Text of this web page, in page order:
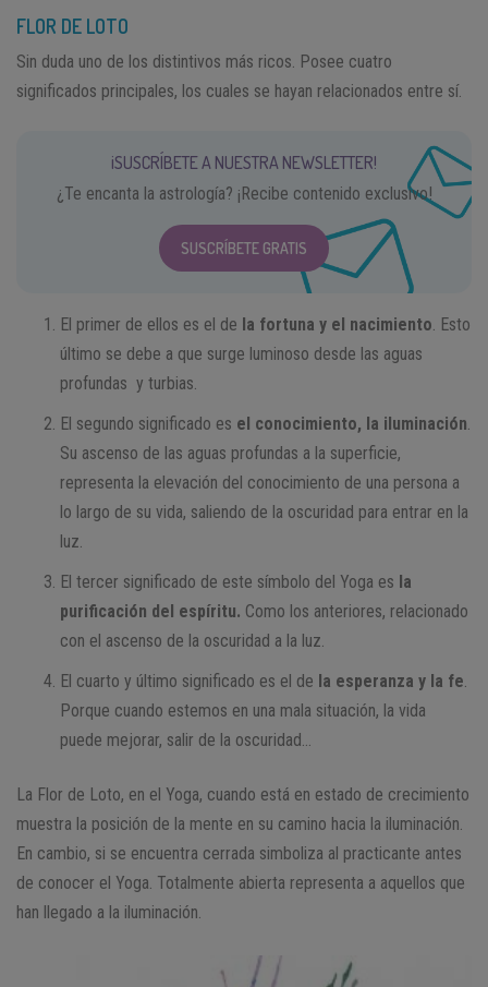
FLOR DE LOTO
Sin duda uno de los distintivos más ricos. Posee cuatro
significados principales, los cuales se hayan relacionados entre sí.
¡SUSCRÍBETE A NUESTRA NEWSLETTER!
¿Te encanta la astrología? ¡Recibe contenido exclusivo!
SUSCRÍBETE GRATIS
El primer de ellos es el de la fortuna y el nacimiento . Esto
último se debe a que surge luminoso desde las aguas
profundas y turbias.
El segundo significado es el conocimiento, la iluminación
Su ascenso de las aguas profundas a la superficie,
representa la elevación del conocimiento de una persona a
lo largo de su vida, saliendo de la oscuridad para entrar en la
luz.
El tercer significado de este símbolo del Yoga es la
purificación del espíritu. Como los anteriores, relacionado
con el ascenso de la oscuridad a la luz.
El cuarto y último significado es el de la esperanza y la fe
Porque cuando estemos en una mala situación, la vida
puede mejorar, salir de la oscuridad…
La Flor de Loto, en el Yoga, cuando está en estado de crecimiento
muestra la posición de la mente en su camino hacia la iluminación.
En cambio, si se encuentra cerrada simboliza al practicante antes
de conocer el Yoga. Totalmente abierta representa a aquellos que
han llegado a la iluminación.